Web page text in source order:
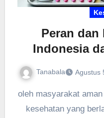
Peran dan
Indonesia
Tanabala Agustus
oleh masyarakat
kesehatan yang